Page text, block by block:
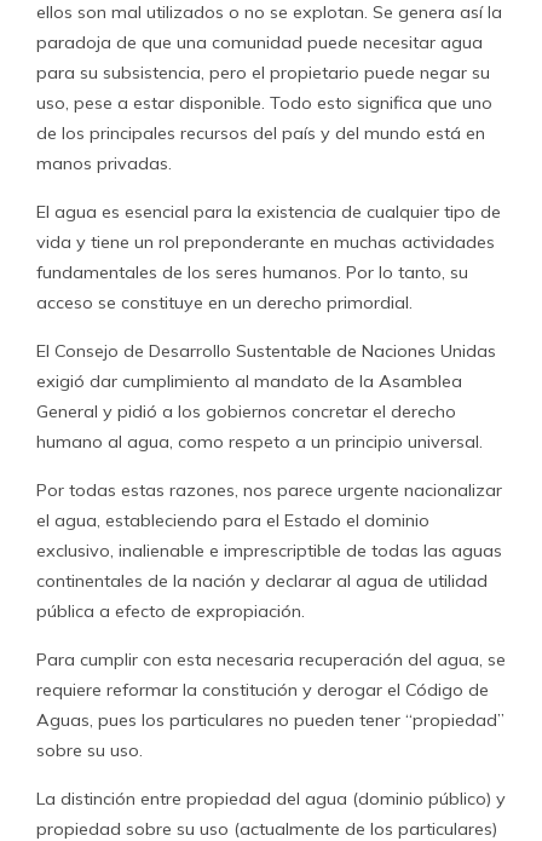
ellos son mal utilizados o no se explotan. Se genera así la
paradoja de que una comunidad puede necesitar agua
para su subsistencia, pero el propietario puede negar su
uso, pese a estar disponible. Todo esto significa que uno
de los principales recursos del país y del mundo está en
manos privadas.
El agua es esencial para la existencia de cualquier tipo de
vida y tiene un rol preponderante en muchas actividades
fundamentales de los seres humanos. Por lo tanto, su
acceso se constituye en un derecho primordial.
El Consejo de Desarrollo Sustentable de Naciones Unidas
exigió dar cumplimiento al mandato de la Asamblea
General y pidió a los gobiernos concretar el derecho
humano al agua, como respeto a un principio universal.
Por todas estas razones, nos parece urgente nacionalizar
el agua, estableciendo para el Estado el dominio
exclusivo, inalienable e imprescriptible de todas las aguas
continentales de la nación y declarar al agua de utilidad
pública a efecto de expropiación.
Para cumplir con esta necesaria recuperación del agua, se
requiere reformar la constitución y derogar el Código de
Aguas, pues los particulares no pueden tener “propiedad”
sobre su uso.
La distinción entre propiedad del agua (dominio público) y
propiedad sobre su uso (actualmente de los particulares)